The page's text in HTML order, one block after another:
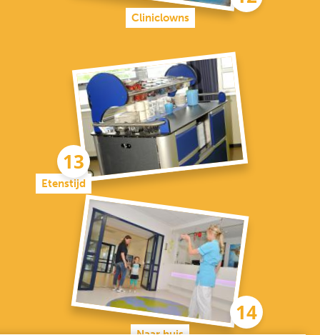
Cliniclowns
Etenstijd